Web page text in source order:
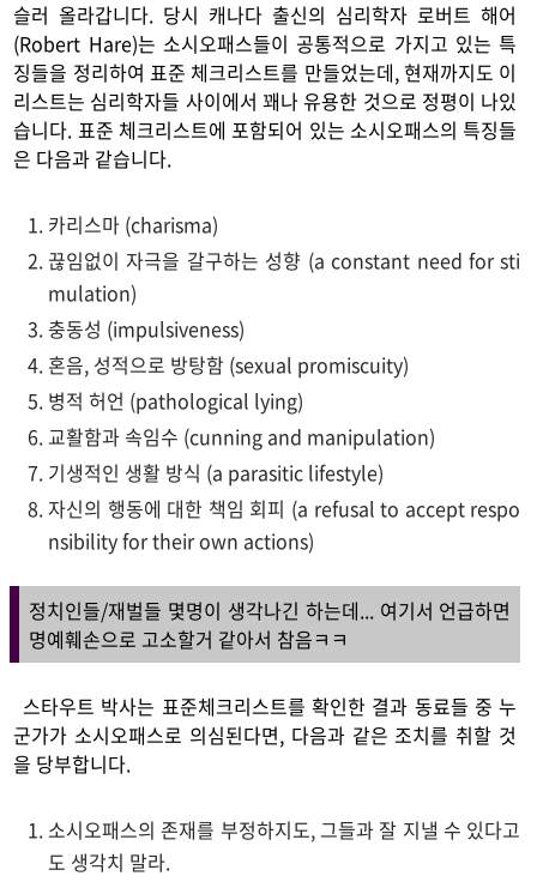
슬러 올라갑니다. 당시 캐나다 출신의 심리학자 로버트 해어
(Robert Hare)는 소시오패스들이 공통적으로 가지고 있는 특
징들을 정리하여 표준 체크리스트를 만들었는데, 현재까지도 이
리스트는 심리학자들 사이에서 꽤나 유용한 것으로 정평이 나있
습니다. 표준 체크리스트에 포함되어 있는 소시오패스의 특징들
은 다음과 같습니다.
카리스마 (charisma)
끊임없이 자극을 갈구하는 성향 (a constant need for sti
mulation)
충동성 (impulsiveness)
혼음, 성적으로 방탕함 (sexual promiscuity)
병적 허언 (pathological lying)
교활함과 속임수 (cunning and manipulation)
기생적인 생활 방식 (a parasitic lifestyle)
자신의 행동에 대한 책임 회피 (a refusal to accept respo
nsibility for their own actions)
정치인들/재벌들 몇명이 생각나긴 하는데... 여기서 언급하면
명예훼손으로 고소할거 같아서 참음ㅋㅋ
스타우트 박사는 표준체크리스트를 확인한 결과 동료들 중 누
군가가 소시오패스로 의심된다면, 다음과 같은 조치를 취할 것
을 당부합니다.
소시오패스의 존재를 부정하지도, 그들과 잘 지낼 수 있다고
도 생각치 말라.